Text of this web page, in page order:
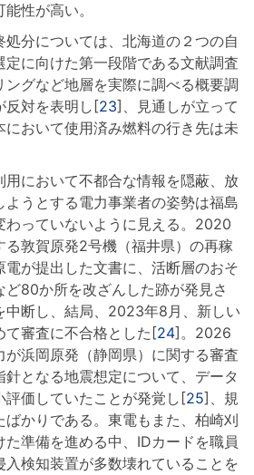
性が高い。
分については、北海道の２つの自
に向けた第一段階である文献調査
ングなど地層を実際に調べる概要調
反対を表明し[23]、見通しが立って
において使用済み燃料の行き先は未
において不都合な情報を隠蔽、放
うとする電力事業者の姿勢は福島
わっていないように見える。2020
る敦賀原発2号機（福井県）の再稼
が提出した文書に、活断層のおそ
80か所を改ざんした跡が発見さ
中断し、結局、2023年8月、新しい
て審査に不合格とした[24]。2026
浜岡原発（静岡県）に関する審査
となる地震想定について、データ
評価していたことが発覚し[25]、規
かりである。東電もまた、柏崎刈
準備を進める中、IDカードを職員
入検知装置が多数壊れていることを